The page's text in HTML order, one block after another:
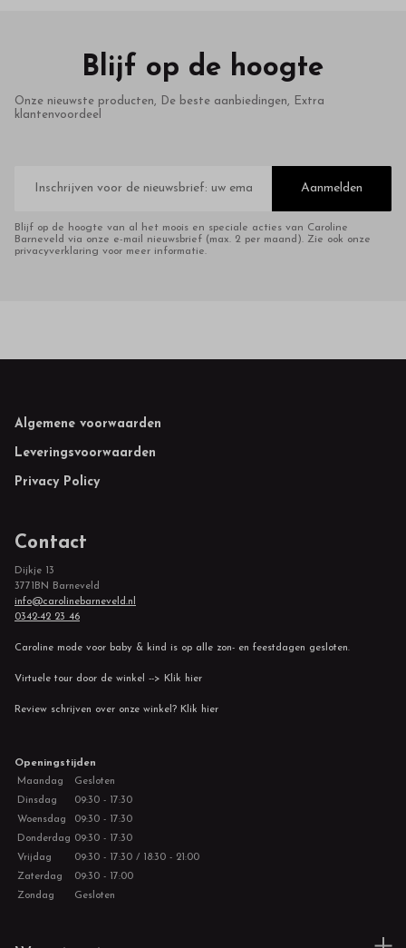
Blijf op de hoogte
Onze nieuwste producten, De beste aanbiedingen, Extra
klantenvoordeel
mailadres
Aanmelden
Blijf op de hoogte van al het moois en speciale acties van Caroline
Barneveld via onze e-mail nieuwsbrief (max. 2 per maand). Zie ook onze
privacyverklaring voor meer informatie.
Footer
Algemene voorwaarden
Leveringsvoorwaarden
Privacy Policy
Contact
Dijkje 13
3771BN Barneveld
info@carolinebarneveld.nl
0342-42 23 46
Caroline mode voor baby & kind is op alle zon- en feestdagen gesloten.
Virtuele tour door de winkel --> Klik hier
Review schrijven over onze winkel? Klik hier
Openingstijden
Maandag
Gesloten
Dinsdag
09:30 - 17:30
Woensdag
09:30 - 17:30
Donderdag 09:30 - 17:30
Vrijdag
09:30 - 17:30 / 18:30 - 21:00
Zaterdag
09:30 - 17:00
Zondag
Gesloten